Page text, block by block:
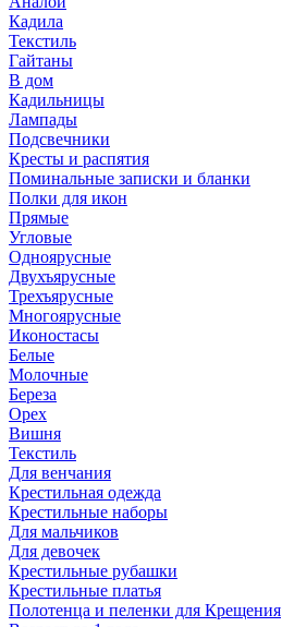
Кадила
Текстиль
Гайтаны
В дом
Кадильницы
Лампады
Подсвечники
Кресты и распятия
Поминальные записки и бланки
Полки для икон
Прямые
Угловые
Одноярусные
Двухъярусные
Трехъярусные
Многоярусные
Иконостасы
Белые
Молочные
Береза
Орех
Вишня
Текстиль
Для венчания
Крестильная одежда
Крестильные наборы
Для мальчиков
Для девочек
Крестильные рубашки
Крестильные платья
Полотенца и пеленки для Крещения